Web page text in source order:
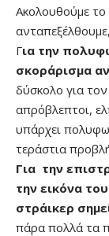
Ακολουθούμε
Για την
σκοράρισμα
δύσκολο για
απρόβλεπτοι,
υπάρχει
τεράστια
Για την
την εικόνα
στράικερ
πάρα πολλά τα